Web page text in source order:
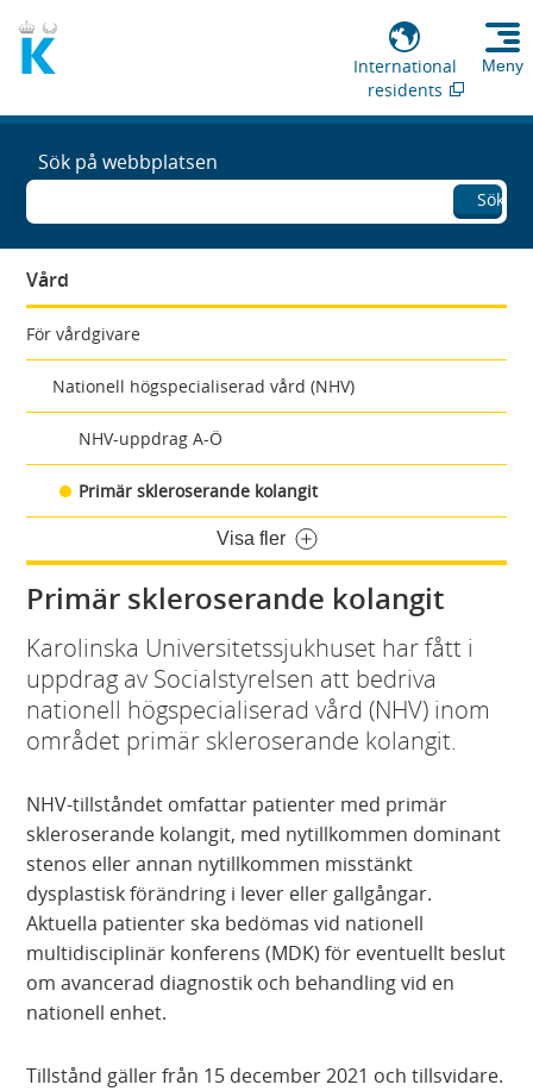
International
residents
Meny
Sök på webbplatsen
Sök
Vård
För vårdgivare
Nationell högspecialiserad vård (NHV)
NHV-uppdrag A-Ö
Primär skleroserande kolangit
Visa fler
Primär skleroserande kolangit
Karolinska Universitetssjukhuset har fått i
uppdrag av Socialstyrelsen att bedriva
nationell högspecialiserad vård (NHV) inom
området primär skleroserande kolangit.
NHV-tillståndet omfattar patienter med primär
skleroserande kolangit, med nytillkommen dominant
stenos eller annan nytillkommen misstänkt
dysplastisk förändring i lever eller gallgångar.
Aktuella patienter ska bedömas vid nationell
multidisciplinär konferens (MDK) för eventuellt beslut
om avancerad diagnostik och behandling vid en
nationell enhet.
Tillstånd gäller från 15 december 2021 och tillsvidare.